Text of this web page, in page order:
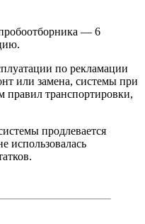
— 6
по рекламации
или замена, системы при
правил транспортировки,
продлевается
использовалась